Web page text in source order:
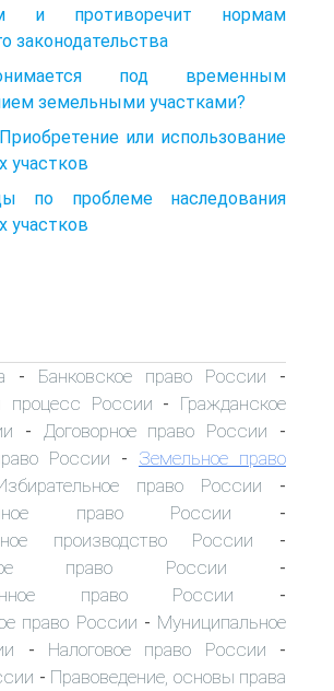
и противоречит нормам
законодательства
под временным
земельными участками?
или использование
участков
по проблеме наследования
участков
- Банковское право России -
процесс России - Гражданское
- Договорное право России -
России - Земельное право
право России -
право России -
производство России -
право России -
право России -
право России - Муниципальное
- Налоговое право России -
- Правоведение, основы права